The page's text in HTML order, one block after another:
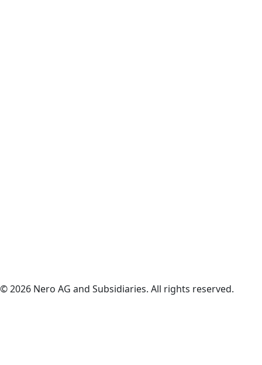
© 2026 Nero AG and Subsidiaries. All rights reserved.